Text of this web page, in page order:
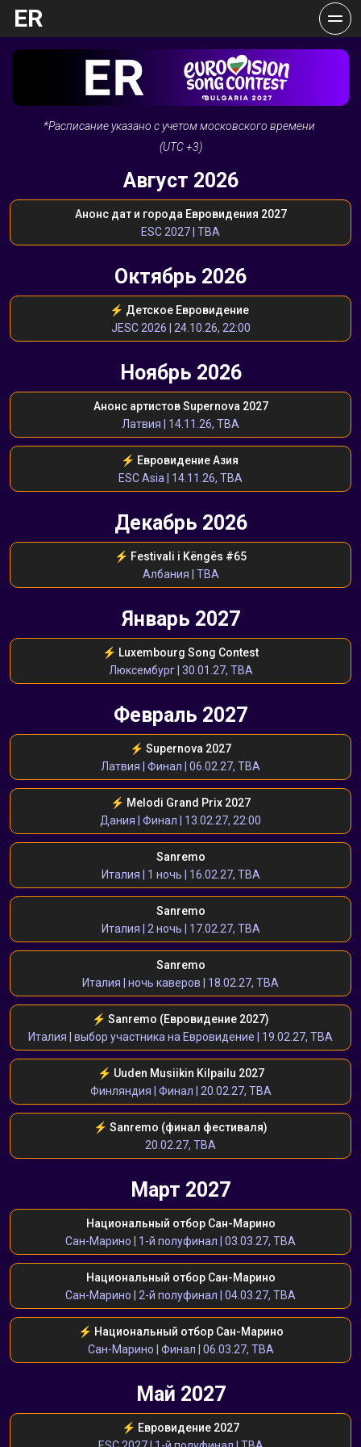
ER
*Расписание указано с учетом московского времени
(UTC +3)
Август 2026
Анонс дат и города Евровидения 2027
ESC 2027 | TBA
Октябрь 2026
⚡️ Детское Евровидение
JESC 2026 | 24.10.26, 22:00
Ноябрь 2026
Анонс артистов Supernova 2027
Латвия | 14.11.26, TBA
⚡️ Евровидение Азия
ESC Asia | 14.11.26, TBA
Декабрь 2026
⚡️ Festivali i Këngës #65
Албания | TBA
Январь 2027
⚡️ Luxembourg Song Contest
Люксембург | 30.01.27, TBA
Февраль 2027
⚡️ Supernova 2027
Латвия | Финал | 06.02.27, TBA
⚡️ Melodi Grand Prix 2027
Дания | Финал | 13.02.27, 22:00
Sanremo
Италия | 1 ночь | 16.02.27, TBA
Sanremo
Италия | 2 ночь | 17.02.27, TBA
Sanremo
Италия | ночь каверов | 18.02.27, TBA
⚡️ Sanremo (Евровидение 2027)
Италия | выбор участника на Евровидение | 19.02.27, TBA
⚡️ Uuden Musiikin Kilpailu 2027
Финляндия | Финал | 20.02.27, TBA
⚡️ Sanremo (финал фестиваля)
20.02.27, TBA
Март 2027
Национальный отбор Сан-Марино
Сан-Марино | 1-й полуфинал | 03.03.27, TBA
Национальный отбор Сан-Марино
Сан-Марино | 2-й полуфинал | 04.03.27, TBA
⚡️ Национальный отбор Сан-Марино
Сан-Марино | Финал | 06.03.27, TBA
Май 2027
⚡️ Евровидение 2027